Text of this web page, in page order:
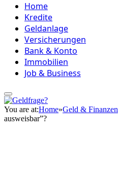
Home
Kredite
Geldanlage
Versicherungen
Bank & Konto
Immobilien
Job & Business
You are at:Home»Geld & Finanzen
ausweisbar”?